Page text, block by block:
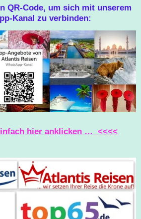
O
K
S
T
A
G
R
A
M
A
T
S
A
P
P
QR-Code, um sich mit unserem
Kanal zu verbinden:
hier anklicken … <<<<